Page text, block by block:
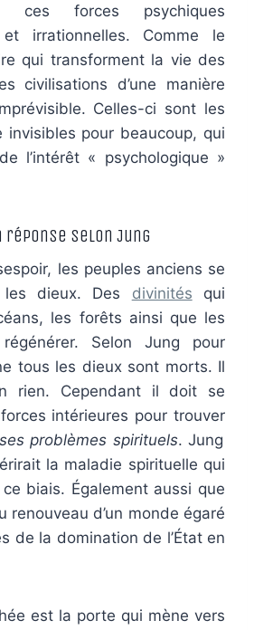
ces forces psychiques
et irrationnelles. Comme le
qui transforment la vie des
civilisations d’une manière
Celles-ci sont les
invisibles pour beaucoup, qui
l’intérêt « psychologique »
selon Jung
les peuples anciens se
les dieux. Des divinités qui
les forêts ainsi que les
Selon Jung pour
tous les dieux sont morts. Il
rien. Cependant il doit se
intérieures pour trouver
problèmes spirituels. Jung
la maladie spirituelle qui
biais. Également aussi que
renouveau d’un monde égaré
de la domination de l’État en
est la porte qui mène vers